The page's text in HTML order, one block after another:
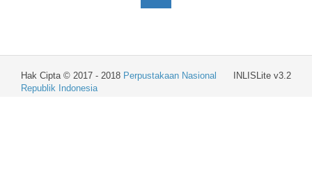
INLISLite v3.2
Hak Cipta © 2017 - 2018 Perpustakaan Nasional
Republik Indonesia